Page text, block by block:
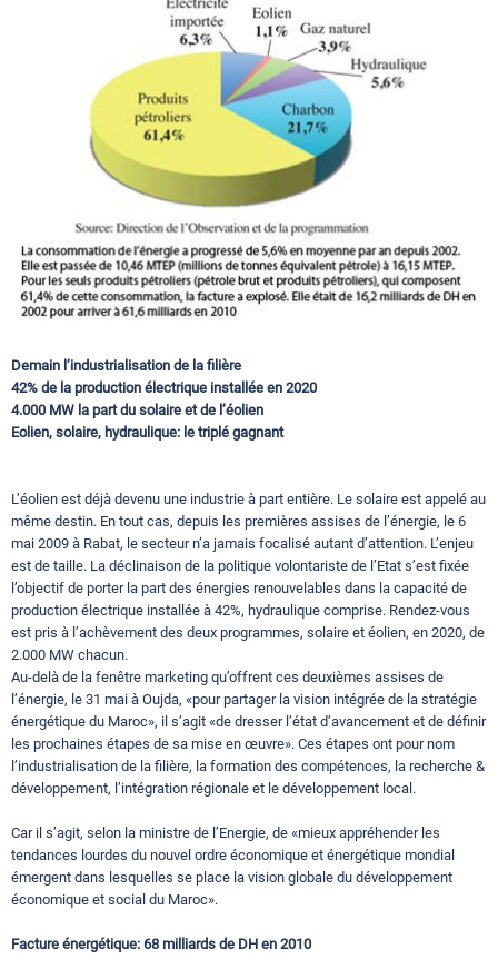
Circuits touristiques
Tourisme
Hotels
Contact
Demain l’industrialisation de la filière
42% de la production électrique installée en 2020
4.000 MW la part du solaire et de l’éolien
Eolien, solaire, hydraulique: le triplé gagnant
L’éolien est déjà devenu une industrie à part entière. Le solaire est appelé au
même destin. En tout cas, depuis les premières assises de l’énergie, le 6
mai 2009 à Rabat, le secteur n’a jamais focalisé autant d’attention. L’enjeu
est de taille. La déclinaison de la politique volontariste de l’Etat s’est fixée
l’objectif de porter la part des énergies renouvelables dans la capacité de
production électrique installée à 42%, hydraulique comprise. Rendez-vous
est pris à l’achèvement des deux programmes, solaire et éolien, en 2020, de
2.000 MW chacun.
Au-delà de la fenêtre marketing qu’offrent ces deuxièmes assises de
l’énergie, le 31 mai à Oujda, «pour partager la vision intégrée de la stratégie
énergétique du Maroc», il s’agit «de dresser l’état d’avancement et de définir
les prochaines étapes de sa mise en œuvre». Ces étapes ont pour nom
l’industrialisation de la filière, la formation des compétences, la recherche &
développement, l’intégration régionale et le développement local.
Car il s’agit, selon la ministre de l’Energie, de «mieux appréhender les
tendances lourdes du nouvel ordre économique et énergétique mondial
émergent dans lesquelles se place la vision globale du développement
économique et social du Maroc».
Facture énergétique: 68 milliards de DH en 2010